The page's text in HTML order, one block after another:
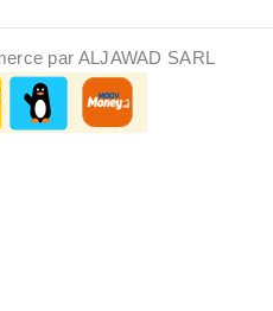
par ALJAWAD SARL